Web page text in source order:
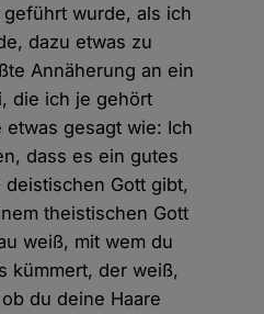
wurde, als ich
dazu etwas zu
Annäherung an ein
die ich je gehört
etwas gesagt wie: Ich
dass es ein gutes
Gott gibt,
theistischen Gott
weiß, mit wem du
kümmert, der weiß,
du deine Haare